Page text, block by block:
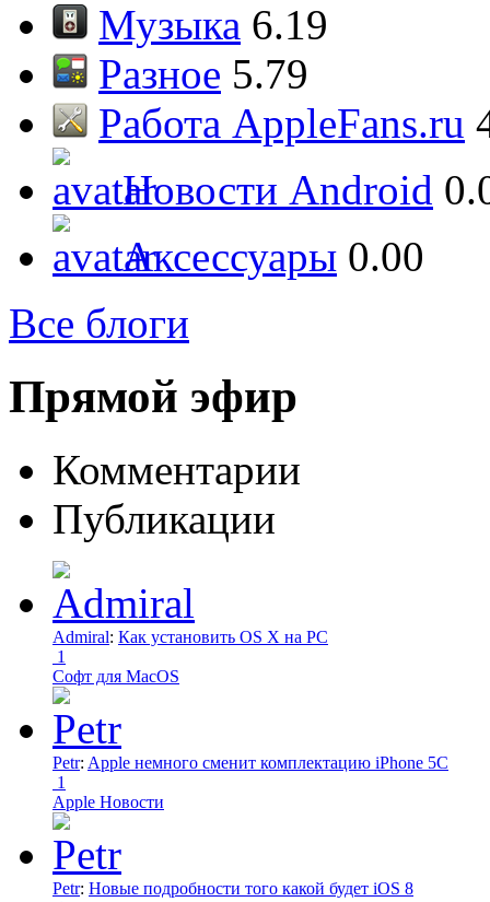
Музыка 6.19
Разное 5.79
Работа AppleFans.ru
Новости Android
Аксессуары 0.00
Все блоги
Прямой эфир
Комментарии
Публикации
Admiral: Как установить OS X на PC
1
Софт для MacOS
Petr: Apple немного сменит комплектацию iPhone 5C
1
Apple Новости
Petr: Новые подробности того какой будет iOS 8